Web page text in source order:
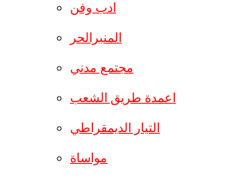
ادب وفن
المنبرالحر
مجتمع مدني
اعمدة طريق الشعب
التيار الديمقراطي
مواساة